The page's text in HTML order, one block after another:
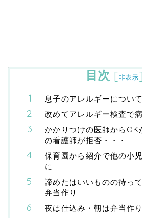
目次 [非表示]
息子のアレルギーについて
改めてアレルギー検査で
かかりつけの医師からOK
の看護師が拒否・・・
保育園から紹介で他の小
に
諦めたはいいものの待っ
弁当作り
夜は仕込み・朝は弁当作